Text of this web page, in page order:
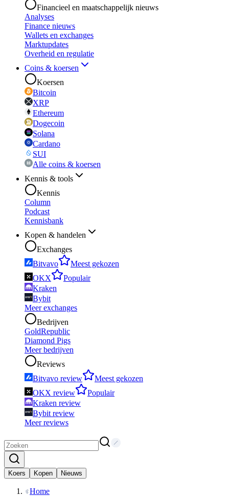
Financieel en maatschappelijk nieuws
Analyses
Finance nieuws
Wallets en exchanges
Marktupdates
Overheid en regulatie
Coins & koersen
Koersen
Bitcoin
XRP
Ethereum
Dogecoin
Solana
Cardano
SUI
Alle coins & koersen
Kennis & tools
Kennis
Column
Podcast
Kennisbank
Kopen & handelen
Exchanges
Bitvavo
Meest gekozen
OKX
Populair
Kraken
Bybit
Meer exchanges
Bedrijven
GoldRepublic
Diamond Pigs
Meer bedrijven
Reviews
Bitvavo review
Meest gekozen
OKX review
Populair
Kraken review
Bybit review
Meer reviews
Koers Kopen Nieuws
Home